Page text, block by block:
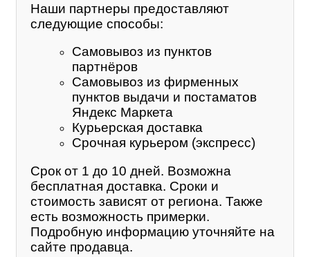
Наши партнеры предоставляют
следующие способы:
Самовывоз из пунктов
партнёров
Самовывоз из фирменных
пунктов выдачи и постаматов
Яндекс Маркета
Курьерская доставка
Срочная курьером (экспресс)
Срок от 1 до 10 дней. Возможна
бесплатная доставка. Сроки и
стоимость зависят от региона. Также
есть возможность примерки.
Подробную информацию уточняйте на
сайте продавца.